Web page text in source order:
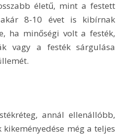
életű, mint a festett
8-10 évet is kibírnak
ha minőségi volt a festék,
vagy a festék sárgulása
annál ellenállóbb,
még a teljes